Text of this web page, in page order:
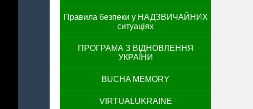
Правила безпеки у НАДЗВИЧАЙНИХ
ситуаціях
ПРОГРАМА З ВІДНОВЛЕННЯ
УКРАЇНИ
BUCHA MEMORY
VIRTUALUKRAINE